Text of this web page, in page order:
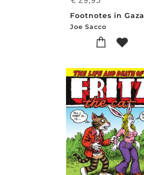
Footnotes in Gaza
Joe Sacco